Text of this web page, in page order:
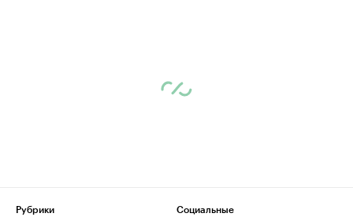
Рубрики
Социальные